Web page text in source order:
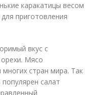
каракатицы весом
приготовления
вкус с
Мясо
многих стран мира. Так
салат